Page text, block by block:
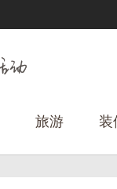
旅游 装